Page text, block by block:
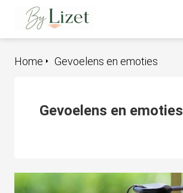
Gevoelens en emoties
Home
Gevoelens en emoties
zijn
om